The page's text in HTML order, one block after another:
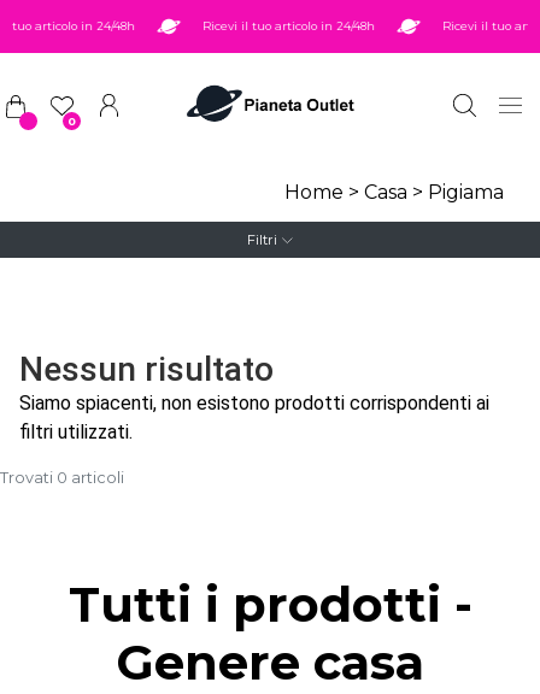
Salta al contenuto principale
tuo articolo in 24/48h Ricevi il tuo articolo in 24/48h Ricevi il tuo
0
Home > Casa > Pigiama
Filtri
Nessun risultato
Siamo spiacenti, non esistono prodotti corrispondenti ai
filtri utilizzati.
Trovati 0 articoli
Tutti i prodotti -
Genere casa